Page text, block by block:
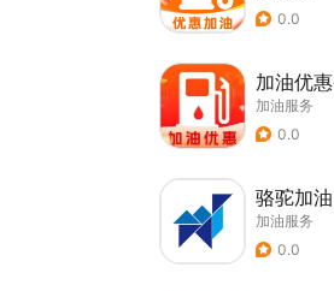
0.0
加油优
加油服务
0.0
骆驼加油
加油服务
0.0